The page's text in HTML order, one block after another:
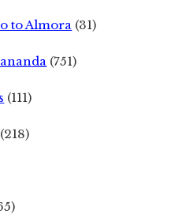
to Almora (31)
(751)
(111)
(218)